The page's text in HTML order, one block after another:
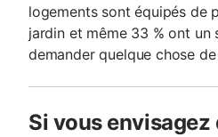
logements sont équipés de
jardin et même 33 % ont un
demander quelque chose
Si vous envisagez